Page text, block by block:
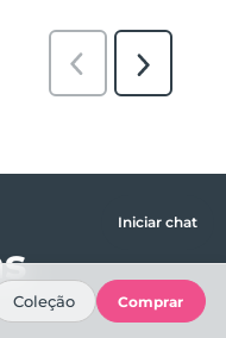
Iniciar chat
Coleção Comprar